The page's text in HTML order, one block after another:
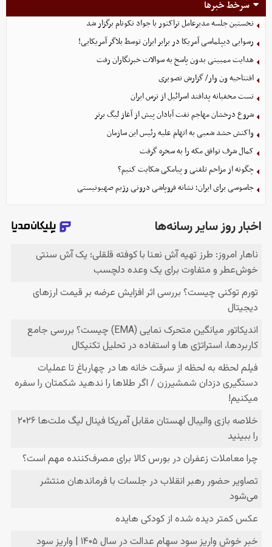
سرخط خبرها
نخستین جلسه مدیرعامل تراکتور با جواد نکونام برگزار شد
رسوایی دیپلماسی آمریکا در برابر ایران توسط بلاگر آمریکایی!
هدایت ممبینی بدون پاسخ به سوالات خبرنگاران رفت
افتتاحیه ون وار/ گزارش تصویری
تست مخفیانه پدافند اسرائیل از ترس ایران
شروع درخشان مهاجم نفت آبادان پیش از آغاز لیگ برتر
واکنش حشد شعبی به اتهام‌ علیه رئیس این سازمان
کمال شرف توافق مکه را به سخره گرفت
چگونه از مزاحم تلفنی و پیامکی شکایت کنیم؟
جاسوسی برای ایران؛ نشانه فروپاشی درونی رژیم صهیونیستی